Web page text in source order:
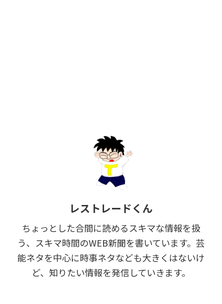
レストレードくん
ちょっとした合間に読めるスキマな情報を扱
う、スキマ時間のWEB新聞を書いています。芸
能ネタを中心に時事ネタなども大きくはないけ
ど、知りたい情報を発信していきます。